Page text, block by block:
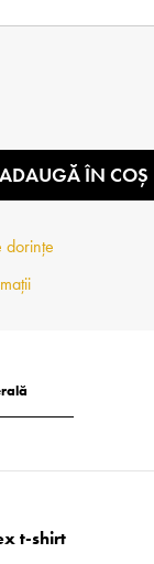
ADAUGĂ ÎN COȘ
dorințe
t-shirt